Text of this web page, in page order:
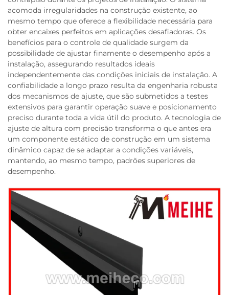
acomoda irregularidades na construção existente, ao
mesmo tempo que oferece a flexibilidade necessária para
obter encaixes perfeitos em aplicações desafiadoras. Os
benefícios para o controle de qualidade surgem da
possibilidade de ajustar finamente o desempenho após a
instalação, assegurando resultados ideais
independentemente das condições iniciais de instalação. A
confiabilidade a longo prazo resulta da engenharia robusta
dos mecanismos de ajuste, que são submetidos a testes
extensivos para garantir operação suave e posicionamento
preciso durante toda a vida útil do produto. A tecnologia de
ajuste de altura com precisão transforma o que antes era
um componente estático de construção em um sistema
dinâmico capaz de se adaptar a condições variáveis,
mantendo, ao mesmo tempo, padrões superiores de
desempenho.